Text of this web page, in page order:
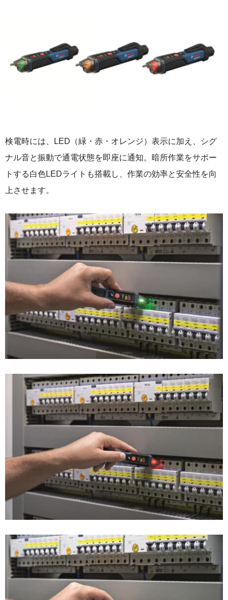
検電時には、LED（緑・赤・オレンジ）表示に加え、シグ
ナル音と振動で通電状態を即座に通知。暗所作業をサポー
トする白色LEDライトも搭載し、作業の効率と安全性を向
上させます。